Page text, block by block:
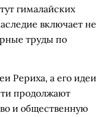
гималайских
включает не
труды по
Рериха, а его идеи
продолжают
и общественную